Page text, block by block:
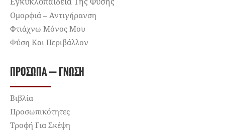
Ομορφιά – Αντιγήρανση
Φτιάχνω Μόνος Μου
Φύση Και Περιβάλλον
ΠΡΌΣΩΠΑ – ΓΝΏΣΗ
Βιβλία
Προσωπικότητες
Τροφή Για Σκέψη